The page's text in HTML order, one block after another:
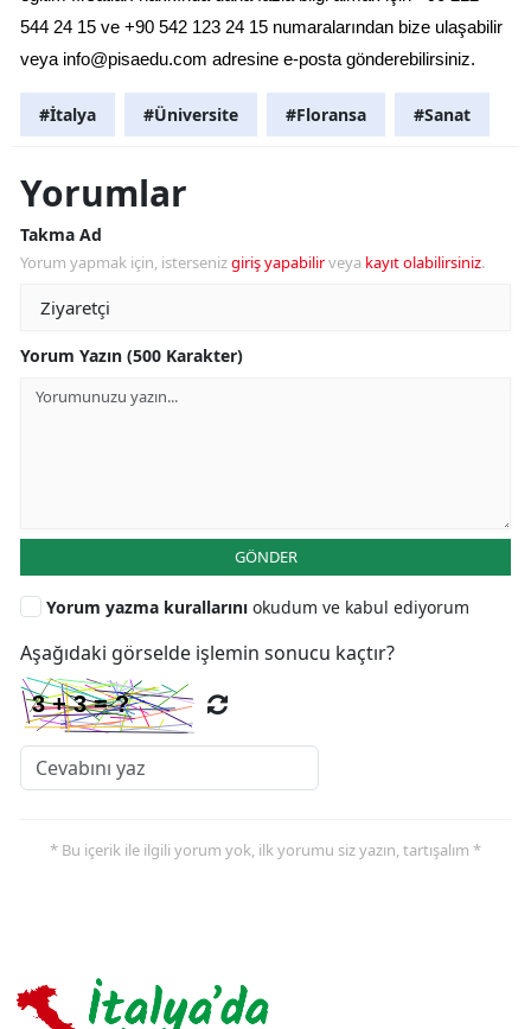
544 24 15 ve +90 542 123 24 15 numaralarından bize ulaşabilir
veya info@pisaedu.com adresine e-posta gönderebilirsiniz.
#İtalya #Üniversite #Floransa #Sanat
Yorumlar
Takma Ad
Yorum yapmak için, istersenizgiriş yapabilirveya kayıt olabilirsiniz.
Yorum Yazın (500 Karakter)
GÖNDER
Yorum yazma kurallarını okudum ve kabul ediyorum
Aşağıdaki görselde işlemin sonucu kaçtır?
* Bu içerik ile ilgili yorum yok, ilk yorumu siz yazın, tartışalım *